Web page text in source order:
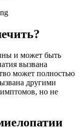
и может быть
вызвана
может полностью
другими
но не